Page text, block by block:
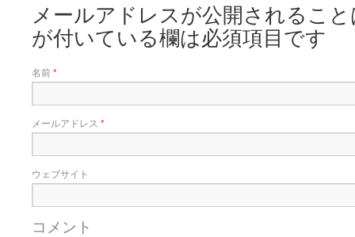
メールアドレスが公開されるこ
が付いている欄は必須項目です
名前*
メールアドレス *
ウェブサイト
コメント